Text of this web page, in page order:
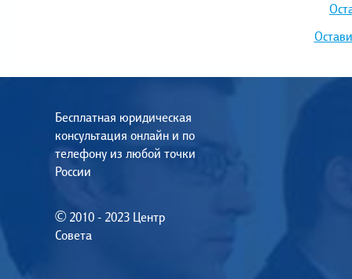
Бесплатная юридическая
консультация онлайн и по
телефону из любой точки
России
© 2010 - 2023 Центр
Совета